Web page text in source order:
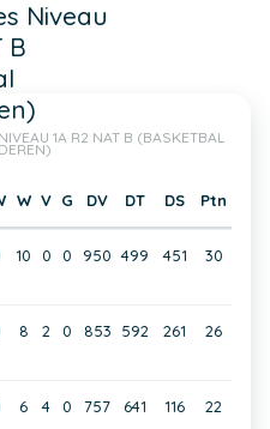
Niveau
B
1A R2 NAT B (BASKETBAL
W V G DV DT DS Ptn
10 0 0 950 499 451 30
8 2 0 853 592 261 26
6 4 0 757 641 116 22